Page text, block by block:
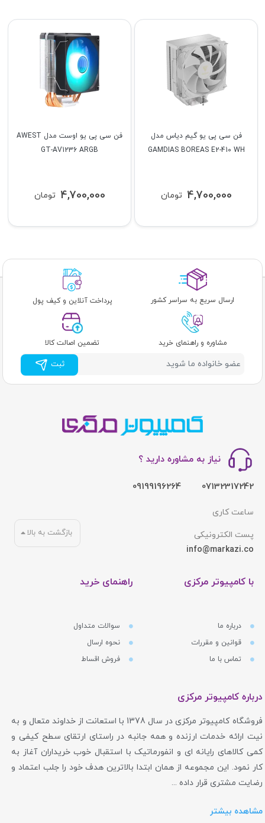
فن سی پی یو اوست مدل AWEST
GT-AV1236 ARGB
تومان 4,700,000
فن سی پی یو گیم دیاس مدل
GAMDIAS BOREAS E2-410 WH
تومان 4,700,000
ارسال سریع به سراسر کشور پرداخت آنلاین و کیف پول
مشاوره و راهنمای خرید تضمین اصالت کالا
ثبت
نیاز به مشاوره دارید ؟
07132317242
09199196264
ساعت کاری
پست الکترونیکی
info@markazi.co
با کامپیوتر مرکزی
درباره ما
قوانین و مقررات
تماس با ما
راهنمای خرید
سوالات متداول
نحوه ارسال
فروش اقساط
بازگشت به بالا
درباره کامپیوتر مرکزی
فروشگاه کامپیوتر مرکزی در سال 1378 با استعانت از خداوند متعال و به
نیت ارائه خدمات ارزنده و همه جانبه در راستای ارتقای سطح کیفی و
کمی کالاهای رایانه ای و انفورماتیک با استقبال خوب خریداران آغاز به
کار نمود. این مجموعه از همان ابتدا بالاترین هدف خود را جلب اعتماد و
رضایت مشتری قرار داده ...
مشاهده بیشتر